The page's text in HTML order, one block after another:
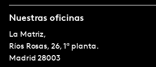
Nuestras oficinas
La Matriz,
Ríos Rosas, 26, 1ª planta.
Madrid 28003